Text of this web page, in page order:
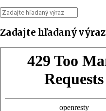
Zadajte hľadaný výraz